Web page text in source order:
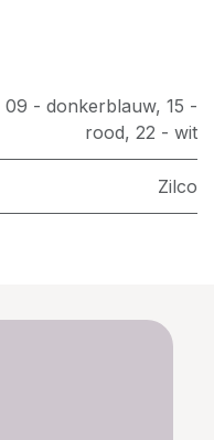
09 - donkerblauw, 15 -
rood, 22 - wit
Zilco